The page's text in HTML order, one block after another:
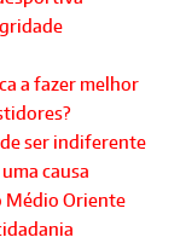
a fazer melhor
ser indiferente
causa
Médio Oriente